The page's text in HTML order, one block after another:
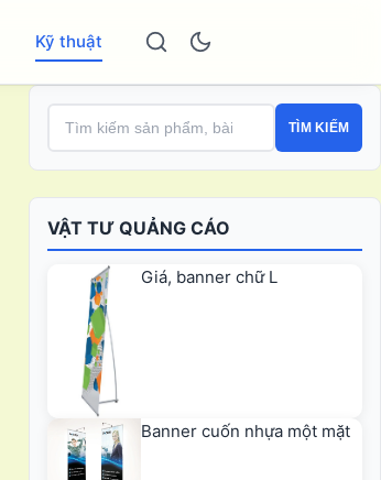
Kỹ thuật
TÌM KIẾM
VẬT TƯ QUẢNG CÁO
Giá, banner chữ L
Banner cuốn nhựa một mặt